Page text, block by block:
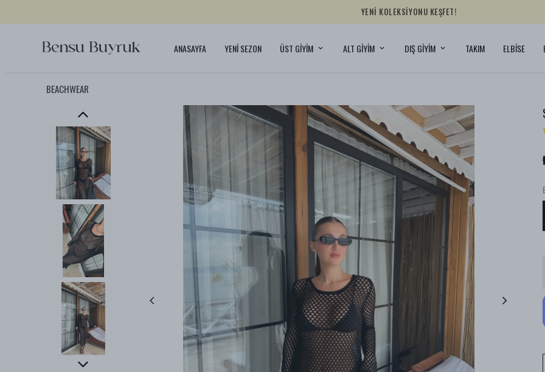
YENİ KOLEKSİYONU KEŞFET!
ANASAYFA YENİ SEZON ÜST GİYİM ALT GİYİM DIŞ GİYİM TAKIM ELBİSE
BEACHWEAR